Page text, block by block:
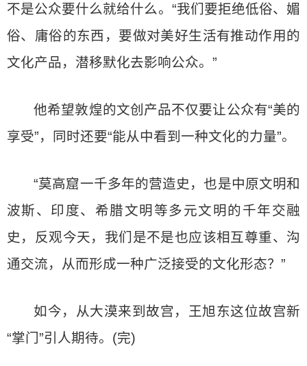
不是公众要什么就给什么。“我们要拒绝低俗、媚
俗、庸俗的东西，要做对美好生活有推动作用的
文化产品，潜移默化去影响公众。”
他希望敦煌的文创产品不仅要让公众有“美的
享受”，同时还要“能从中看到一种文化的力量”。
“莫高窟一千多年的营造史，也是中原文明和
波斯、印度、希腊文明等多元文明的千年交融
史，反观今天，我们是不是也应该相互尊重、沟
通交流，从而形成一种广泛接受的文化形态？”
如今，从大漠来到故宫，王旭东这位故宫新
“掌门”引人期待。(完)